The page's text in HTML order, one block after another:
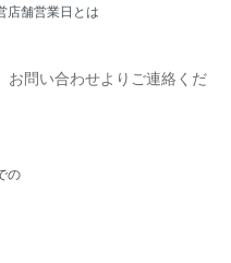
店舗営業日とは
お問い合わせよりご連絡くだ
の